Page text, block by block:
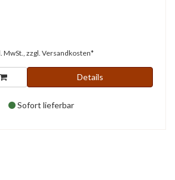
MwSt., zzgl. Versandkosten*
Details
Sofort lieferbar